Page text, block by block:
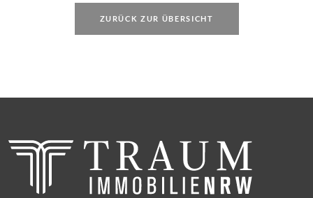
ZURÜCK ZUR ÜBERSICHT